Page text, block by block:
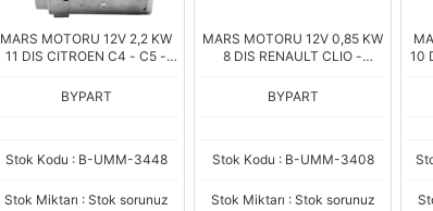
MARS MOTORU 12V 2,2 KW
11 DIS CITROEN C4 - C5 -
207 - 208 -308 - TEPEE 1.6
BYPART
Stok Kodu : B-UMM-3448
Stok Miktarı : Stok sorunuz
MARS MOTORU 12V 0,85 KW
8 DIS RENAULT CLIO -
DOKKER 1.4 - 1.6 (D7E27)
BYPART
Stok Kodu : B-UMM-3408
Stok Miktarı : Stok sorunuz
10